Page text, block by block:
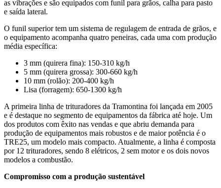
as vibrações e são equipados com funil para grãos, calha para pasto
e saída lateral.
O funil superior tem um sistema de regulagem de entrada de grãos, e
o equipamento acompanha quatro peneiras, cada uma com produção
média específica:
3 mm (quirera fina): 150-310 kg/h
5 mm (quirera grossa): 300-660 kg/h
10 mm (rolão): 200-400 kg/h
Lisa (forragem): 650-1300 kg/h
A primeira linha de trituradores da Tramontina foi lançada em 2005
e é destaque no segmento de equipamentos da fábrica até hoje. Um
dos produtos com êxito nas vendas e que abriu demanda para
produção de equipamentos mais robustos e de maior potência é o
TRE25, um modelo mais compacto. Atualmente, a linha é composta
por 12 trituradores, sendo 8 elétricos, 2 sem motor e os dois novos
modelos a combustão.
Compromisso com a produção sustentável